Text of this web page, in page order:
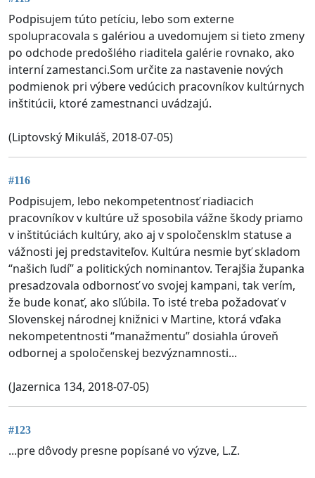
Podpisujem túto petíciu, lebo som externe
spolupracovala s galériou a uvedomujem si tieto zmeny
po odchode predošlého riaditela galérie rovnako, ako
interní zamestanci.Som určite za nastavenie nových
podmienok pri výbere vedúcich pracovníkov kultúrnych
inštitúcii, ktoré zamestnanci uvádzajú.
(Liptovský Mikuláš, 2018-07-05)
#116
Podpisujem, lebo nekompetentnosť riadiacich
pracovníkov v kultúre už sposobila vážne škody priamo
v inštitúciách kultúry, ako aj v spoločensklm statuse a
vážnosti jej predstaviteľov. Kultúra nesmie byť skladom
“našich ľudí” a politických nominantov. Terajšia županka
presadzovala odbornosť vo svojej kampani, tak verím,
že bude konať, ako sľúbila. To isté treba požadovať v
Slovenskej národnej knižnici v Martine, ktorá vďaka
nekompetentnosti “manažmentu” dosiahla úroveň
odbornej a spoločenskej bezvýznamnosti...
(Jazernica 134, 2018-07-05)
#123
...pre dôvody presne popísané vo výzve, L.Z.